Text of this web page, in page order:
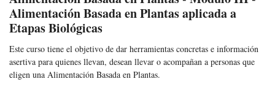
Alimentación Basada en Plantas aplicada a
Etapas Biológicas
Este curso tiene el objetivo de dar herramientas concretas e información
asertiva para quienes llevan, desean llevar o acompañan a personas que
eligen una Alimentación Basada en Plantas.